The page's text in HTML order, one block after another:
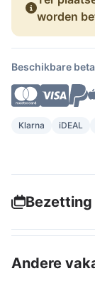
worden
Beschikbare
Klarna iDEAL
Andere